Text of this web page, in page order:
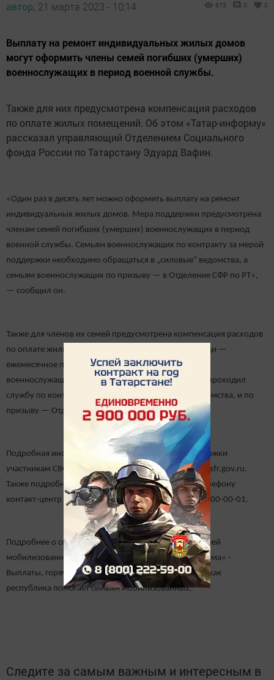
автор, 21 марта 2023 - 10:14 673 0 0
Выплату на ремонт индивидуальных жилых домов
могут оформить члены семей погибших (умерших)
военнослужащих в период военной службы.
Также для них предусмотрена компенсация расходов
по оплате жилых помещений. Об этом «Татар-информу»
рассказал управляющий Отделением Социального
фонда России по Татарстану Эдуард Вафин.
«Один раз в десять лет можно оформить выплату на ремонт
индивидуальных жилых домов. Мера поддержки предусмотрена
членам семей погибших (умерших) военнослужащих в период
военной службы. Семьям военнослужащих по контракту за мерой
поддержки необходимо обращаться в „силовые“ ведомства, а
семьям военнослужащих по призыву — в Отделение СФР по РТ»,
— сообщил он.
Также для членов их семей предусмотрена компенсация расходов
по оплате жилых помещений. Еще одна мера помощи —
ежемесячное пособие детям погибших (умерших)
военнослужащих. Ее могут получить и дети тех, кто проходил
службу по контракту – ее назначают «силовые» ведомства, и по
призыву — Отделение СФР по РТ.
Подробная информация о мерах социальной поддержки
участникам СВО и их семьям опубликована на сайте sfr.gov.ru.
Также подробную информацию можно узнать по телефону
контакт-центр Отделения СФР по Татарстану 8(800)100-00-01.
Подробнее о социальных выплатах и поддержке семей
мобилизованных читайте в материале «Татар-информа» -
Выплаты, горячее питание и семейные помощники: как
республика помогает семьям мобилизованных.
Следите за самым важным и интересным в